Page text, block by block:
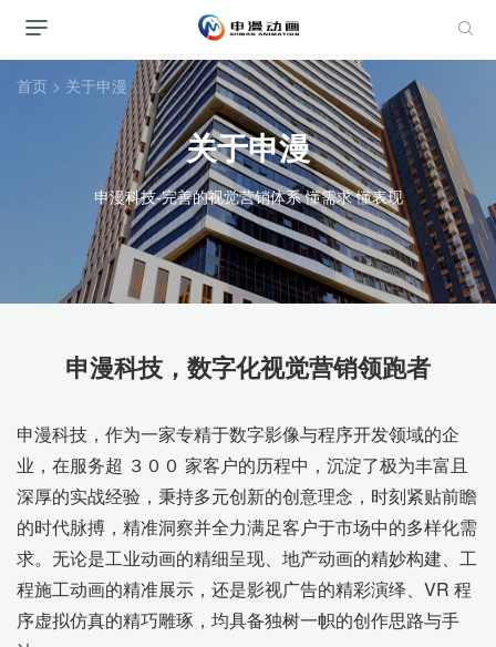
首页 > 关于申漫
关于申漫
申漫科技-完善的视觉营销体系 懂需求 懂表现
申漫科技，数字化视觉营销领跑者
申漫科技，作为一家专精于数字影像与程序开发领域的企
业，在服务超 ３００ 家客户的历程中，沉淀了极为丰富且
深厚的实战经验，秉持多元创新的创意理念，时刻紧贴前瞻
的时代脉搏，精准洞察并全力满足客户于市场中的多样化需
求。无论是工业动画的精细呈现、地产动画的精妙构建、工
程施工动画的精准展示，还是影视广告的精彩演绎、VR 程
序虚拟仿真的精巧雕琢，均具备独树一帜的创作思路与手